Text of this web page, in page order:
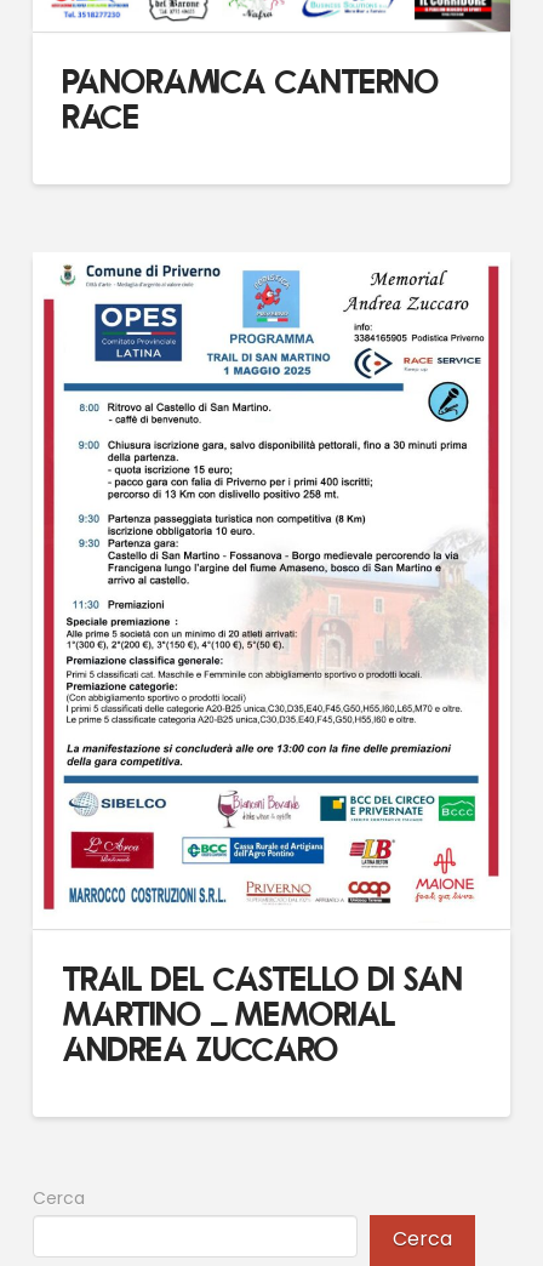
PANORAMICA CANTERNO
RACE
TRAIL DEL CASTELLO DI SAN
MARTINO – MEMORIAL
ANDREA ZUCCARO
Cerca
Cerca